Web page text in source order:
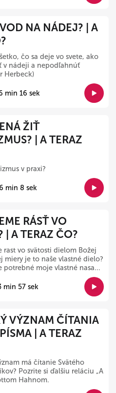
NA NÁDEJ? | A
čo sa deje vo svete, ako
v nádeji a nepodľahnúť
Herbeck)
min 16 sek
ŽIŤ
| A TERAZ
v praxi?
min 8 sek
RÁSŤ VO
| A TERAZ ČO?
rast vo svätosti dielom Božej
miery je to naše vlastné dielo?
potrebné moje vlastné nasa...
min 57 sek
VÝZNAM ČÍTANIA
| A TERAZ
má čítanie Svätého
Pozrite si ďalšiu reláciu „A
Hahnom.